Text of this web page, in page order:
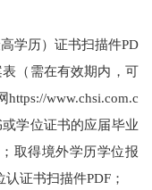
学历）证书扫描件PD
（需在有效期内，可
www.chsi.com.c
学位证书的应届毕业
取得境外学历学位报
证书扫描件PDF；